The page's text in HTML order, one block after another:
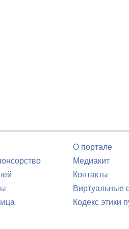
О портале
Медиакит
Контакты
Виртуальные
Кодекс этики